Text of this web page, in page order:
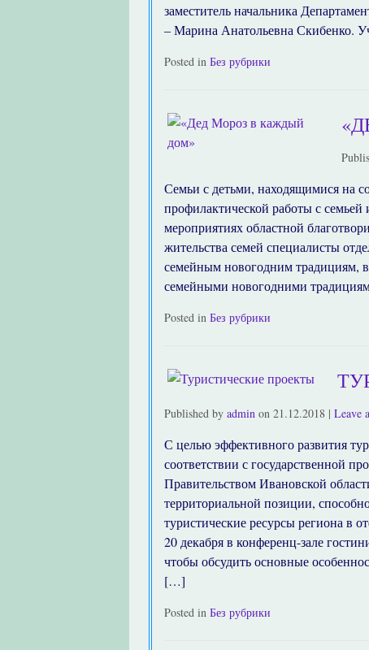
заместитель начальника
– Марина Анатольевна Скибенко.
Posted in Без рубрики
Семьи с детьми, находящимися на
профилактической работы с
мероприятиях областной
жительства семей специалисты
семейным новогодним традициям, в
семейными новогодними
Posted in Без рубрики
Published by admin on 21.12.2018| Leave
С целью эффективного развития
соответствии с государственной
Правительством Ивановской
территориальной позиции,
туристические ресурсы региона в
20 декабря в конференц-зале
чтобы обсудить основные
[…]
Posted in Без рубрики